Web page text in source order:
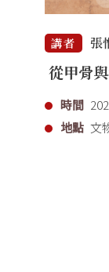
講者 張
從甲骨
時間
地點 文